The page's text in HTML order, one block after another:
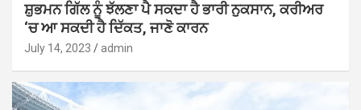
ਸ਼ੁਭਮਨ ਗਿੱਲ ਨੂੰ ਝੱਲਣਾ ਪੈ ਸਕਦਾ ਹੈ ਭਾਰੀ ਨੁਕਸਾਨ, ਕਰੀਅਰ
‘ਚ ਆ ਸਕਦੀ ਹੈ ਦਿੱਕਤ, ਜਾਣੋ ਕਾਰਨ
July 14, 2023 admin